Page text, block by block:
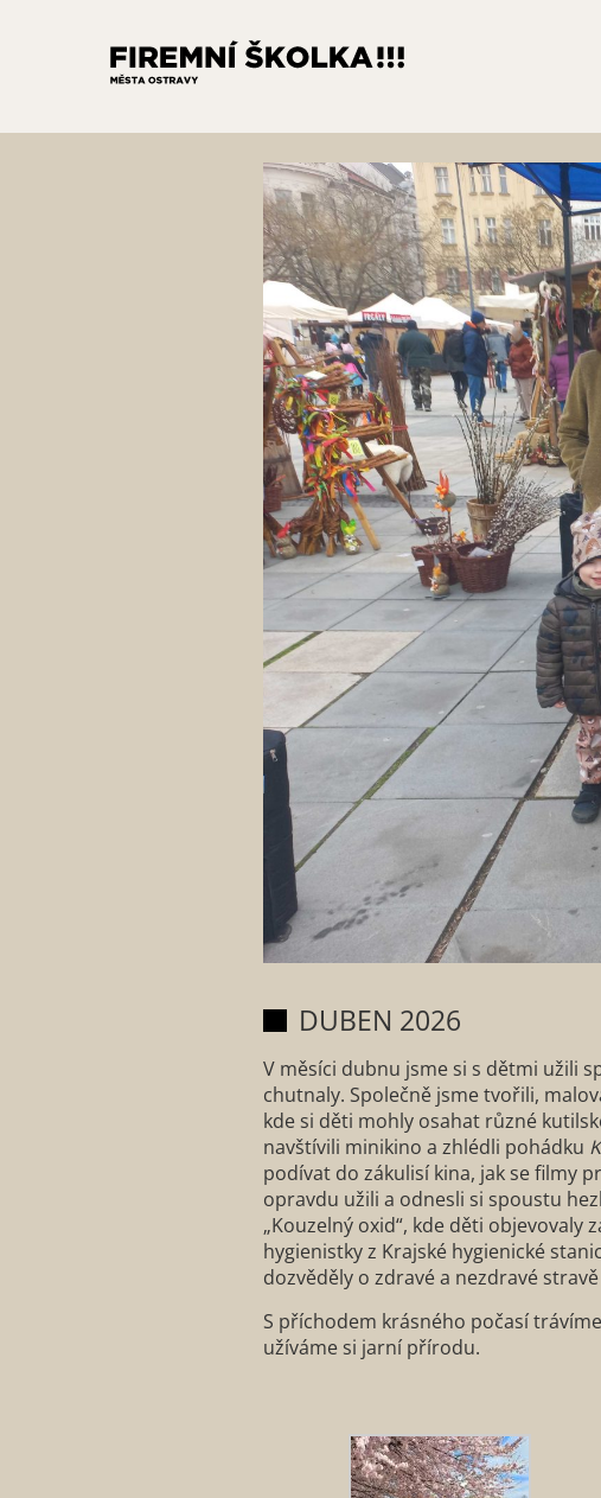
DUBEN 2026
V měsíci dubnu jsme si s dětmi užili
chutnaly. Společně jsme tvořili,
kde si děti mohly osahat různé
navštívili minikino a zhlédli pohádku
podívat do zákulisí kina, jak se filmy
opravdu užili a odnesli si spoustu
„Kouzelný oxid“, kde děti objevovaly
hygienistky z Krajské hygienické
dozvěděly o zdravé a nezdravé
S příchodem krásného počasí
užíváme si jarní přírodu.